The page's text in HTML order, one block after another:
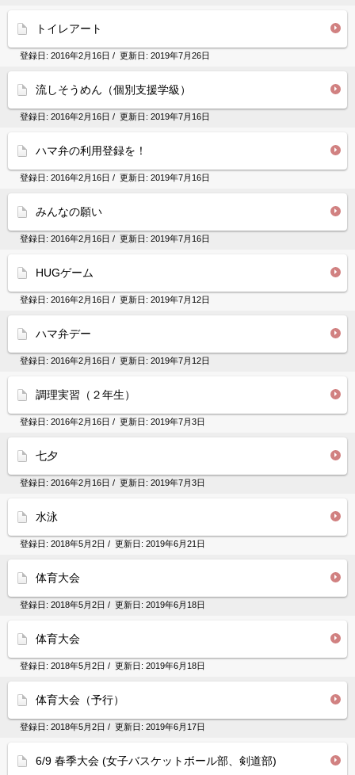
トイレアート
登録日: 2016年2月16日 / 更新日: 2019年7月26日
流しそうめん（個別支援学級）
登録日: 2016年2月16日 / 更新日: 2019年7月16日
ハマ弁の利用登録を！
登録日: 2016年2月16日 / 更新日: 2019年7月16日
みんなの願い
登録日: 2016年2月16日 / 更新日: 2019年7月16日
HUGゲーム
登録日: 2016年2月16日 / 更新日: 2019年7月12日
ハマ弁デー
登録日: 2016年2月16日 / 更新日: 2019年7月12日
調理実習（２年生）
登録日: 2016年2月16日 / 更新日: 2019年7月3日
七夕
登録日: 2016年2月16日 / 更新日: 2019年7月3日
水泳
登録日: 2018年5月2日 / 更新日: 2019年6月21日
体育大会
登録日: 2018年5月2日 / 更新日: 2019年6月18日
体育大会
登録日: 2018年5月2日 / 更新日: 2019年6月18日
体育大会（予行）
登録日: 2018年5月2日 / 更新日: 2019年6月17日
6/9 春季大会 (女子バスケットボール部、剣道部)